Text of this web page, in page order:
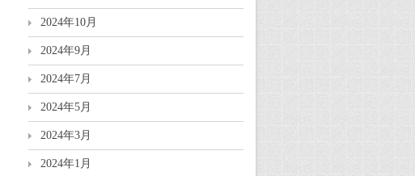
2024年10月
2024年9月
2024年7月
2024年5月
2024年3月
2024年1月